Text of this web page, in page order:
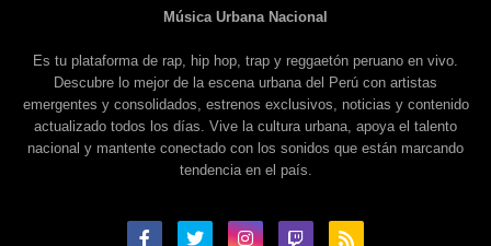
Música Urbana Nacional
Es tu plataforma de rap, hip hop, trap y reggaetón peruano en vivo.
Descubre lo mejor de la escena urbana del Perú con artistas
emergentes y consolidados, estrenos exclusivos, noticias y contenido
actualizado todos los días. Vive la cultura urbana, apoya el talento
nacional y mantente conectado con los sonidos que están marcando
tendencia en el país.